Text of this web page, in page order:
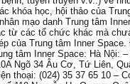
khóa học, hội thảo của
mạo danh Trung tâm Inner
từ các tổ chức khác mà
của Trung tâm Inner Space.
tâm Inner Space: Hà Nội:
Ngõ 34 Âu Cơ, Tứ Liên,
thoại: (024) 35 37 65 10 –